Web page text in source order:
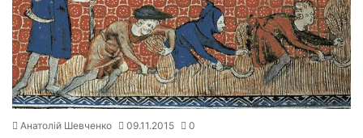
Анатолій Шевченко 09.11.2015 0